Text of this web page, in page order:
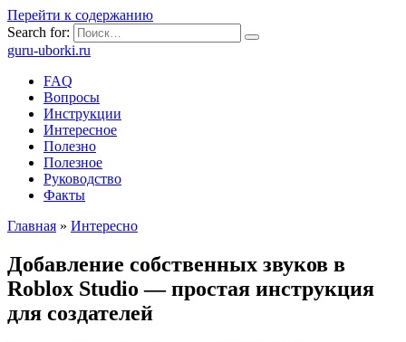
Перейти к содержанию
Search for:
guru-uborki.ru
FAQ
Вопросы
Инструкции
Интересное
Полезно
Полезное
Руководство
Факты
Главная » Интересно
Добавление собственных звуков в
Roblox Studio — простая инструкция
для создателей